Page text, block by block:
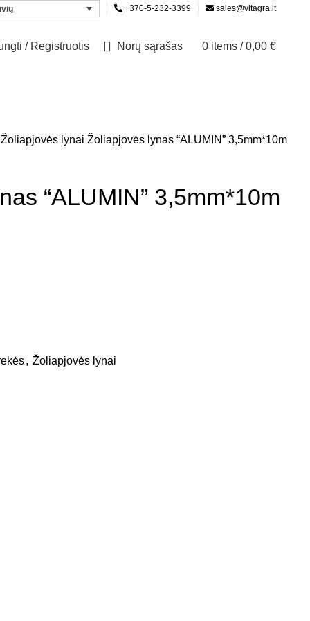
+370-5-232-3399 sales@vitagra.lt
/ Registruotis Norų sąrašas 0 items / 0,00€
Žoliapjovės lynai Žoliapjovės lynas “ALUMIN” 3,5mm*10m
“ALUMIN” 3,5mm*10m
, Žoliapjovės lynai